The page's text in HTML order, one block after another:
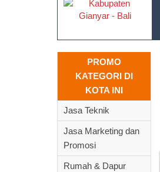
PROMO
KATEGORI DI
KOTA INI
Jasa Teknik
Jasa Marketing dan
Promosi
Rumah & Dapur